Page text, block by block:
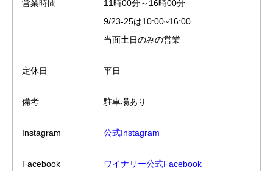
営業時間
11時00分～16時00分
9/23-25は10:00~16:00
当面土日のみの営業
定休日 平日
備考 駐車場あり
Instagram 公式Instagram
Facebook ワイナリー公式Facebook